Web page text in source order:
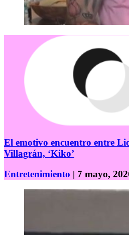
El emotivo encuentro entre
Villagrán, ‘Kiko’
Entretenimiento | 7 mayo,